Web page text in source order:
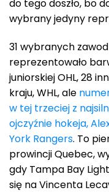
do tego doszło, bo
wybrany jedyny
31 wybranych
reprezentowało
juniorskiej OHL, 28
kraju, WHL, ale
w tej trzeciej z
ojczyźnie hokeja,
York Rangers. To
prowincji Quebec,
gdy Tampa Bay
się na Vincenta